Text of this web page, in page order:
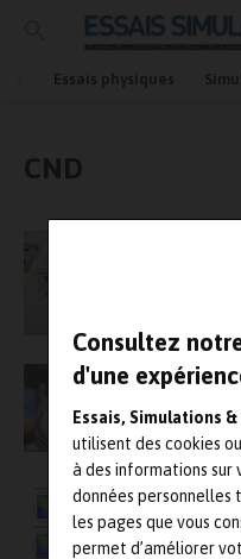
Consultez
d'une
Essais, Simulations &
utilisent des cookies
à des informations
données personnelles
les pages que vous
permet d’améliorer
Essais physiques
CND
Un
aux
Avec
Le LBN
unique